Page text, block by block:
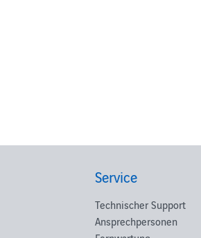
Service
Technischer Support
Ansprechpersonen